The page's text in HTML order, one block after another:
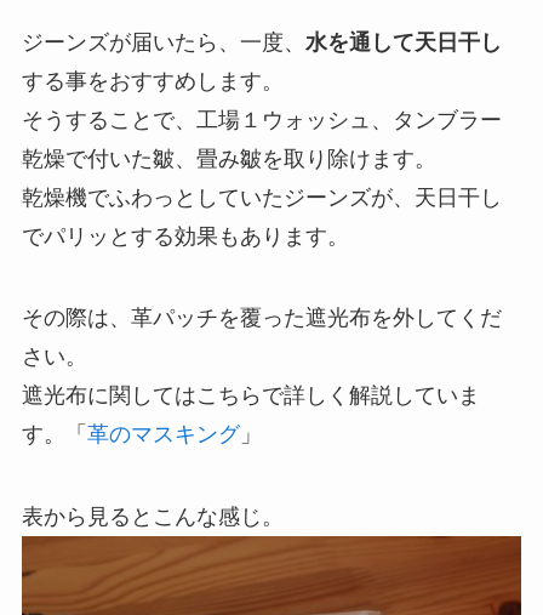
ジーンズが届いたら、一度、 水を通して天日干し
する事をおすすめします。
そうすることで、工場１ウォッシュ、タンブラー
乾燥で付いた皺、畳み皺を取り除けます。
乾燥機でふわっとしていたジーンズが、天日干し
でパリッとする効果もあります。
その際は、革パッチを覆った遮光布を外してくだ
さい。
遮光布に関してはこちらで詳しく解説していま
す。「 革のマスキング」
表から見るとこんな感じ。